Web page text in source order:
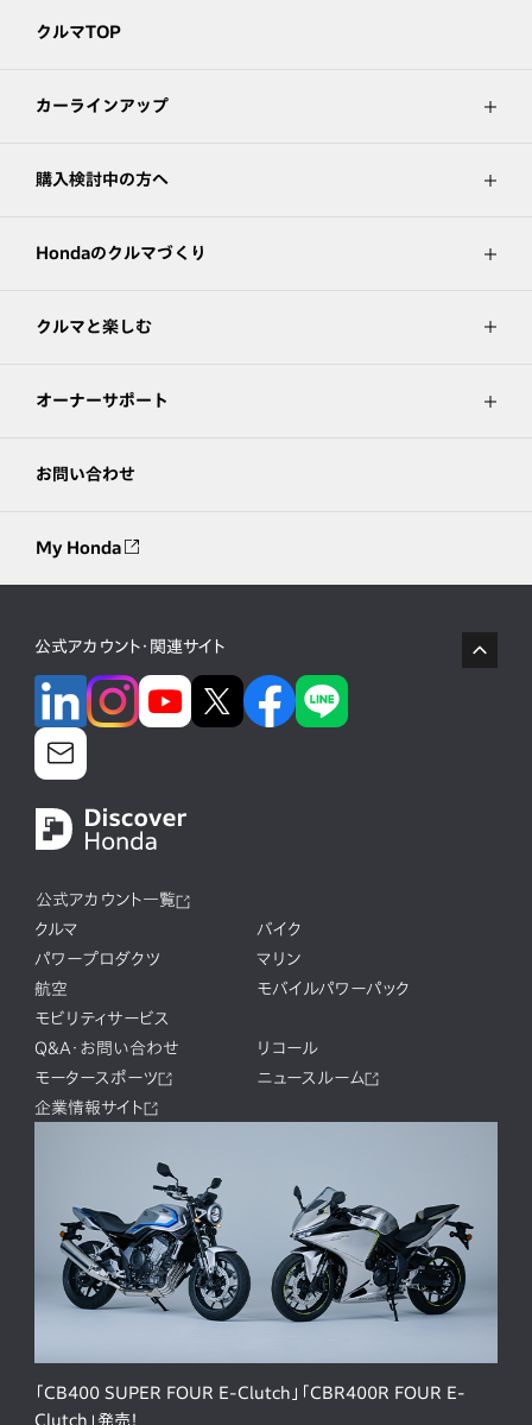
クルマTOP
カーラインアップ
購入検討中の方へ
Hondaのクルマづくり
クルマと楽しむ
オーナーサポート
お問い合わせ
My Honda
公式アカウント・関連サイト
公式アカウント一覧
クルマ
バイク
パワープロダクツ
マリン
航空
モバイルパワーパック
モビリティサービス
Q&A・お問い合わせ
リコール
モータースポーツ
ニュースルーム
企業情報サイト
「CB400 SUPER FOUR E-Clutch」「CBR400R FOUR E-
Clutch」発売！